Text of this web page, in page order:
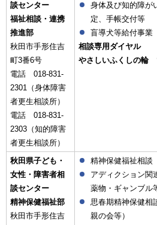
談センター
福祉相談・連携
推進部
秋田市手形住吉
町3番6号
電話 018-831-
2301（身体障害
者更生相談所）
電話 018-831-
2303（知的障害
者更生相談所）
身体及び知的障が
定、手帳交付等
盲導犬等給付事業
相談専用ダイヤル
やさしいふくしの輪
秋田県子ども・
女性・障害者相
談センター
精神保健福祉部
秋田市手形住吉
精神保健福祉相談
アディクション関
薬物・ギャンブル
思春期精神保健相
親の会等）